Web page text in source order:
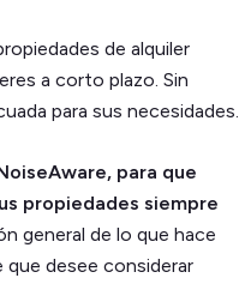
de alquiler
a corto plazo. Sin
para sus necesidades.
para que
propiedades siempre
general de lo que hace
desee considerar